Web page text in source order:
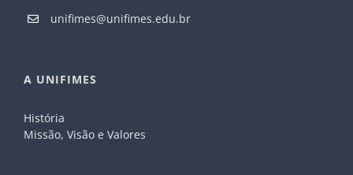
unifimes@unifimes.edu.br
A UNIFIMES
História
Missão, Visão e Valores